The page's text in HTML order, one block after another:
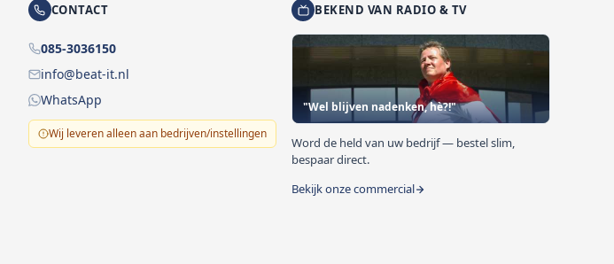
CONTACT
085-3036150
info@beat-it.nl
WhatsApp
Wij leveren alleen aan bedrijven/instellingen
BEKEND VAN RADIO & TV
"Wel blijven nadenken, hè?!"
Word de held van uw bedrijf — bestel slim,
bespaar direct.
Bekijk onze commercial